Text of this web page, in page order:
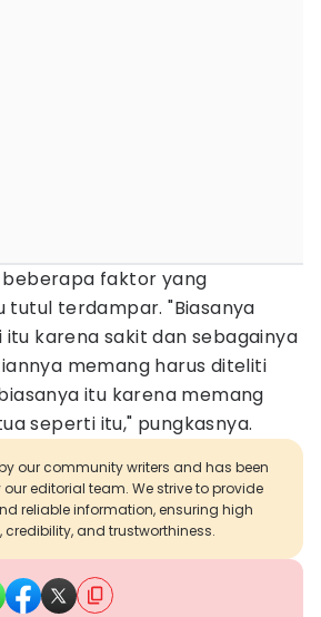
faktor yang
tutul terdampar. "Biasanya
itu karena sakit dan sebagainya
memang harus diteliti
itu karena memang
seperti itu," pungkasnya.
our community writers and has been
editorial team. We strive to provide
reliable information, ensuring high
and trustworthiness.